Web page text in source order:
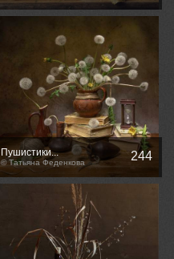
Пушистики...
© Татьяна Феденкова 244